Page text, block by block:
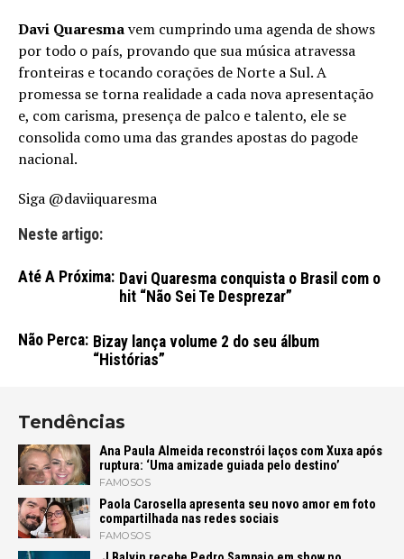
Davi Quaresmavem cumprindo uma agenda de shows
por todo o país, provando que sua música atravessa
fronteiras e tocando corações de Norte a Sul. A
promessa se torna realidade a cada nova apresentação
e, com carisma, presença de palco e talento, ele se
consolida como uma das grandes apostas do pagode
nacional.
Siga @daviiquaresma
Neste artigo:
Até A Próxima: Davi Quaresma conquista o Brasil com o
hit “Não Sei Te Desprezar”
Não Perca: Bizay lança volume 2 do seu álbum
“Histórias”
Tendências
Ana Paula Almeida reconstrói laços com Xuxa após
ruptura: ‘Uma amizade guiada pelo destino’
FAMOSOS
Paola Carosella apresenta seu novo amor em foto
compartilhada nas redes sociais
FAMOSOS